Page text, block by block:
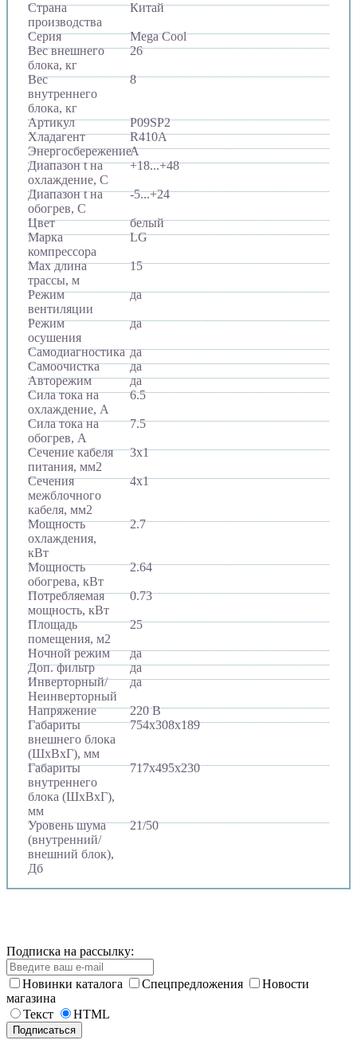
Страна
производства
Китай
Серия
Mega Cool
Вес внешнего
блока, кг
26
Вес
внутреннего
блока, кг
8
Артикул
P09SP2
Хладагент
R410A
ЭнергосбережениеA
Диапазон t на
охлаждение, С
+18...+48
Диапазон t на
обогрев, С
-5...+24
Цвет
белый
Марка
компрессора
LG
Max длина
трассы, м
15
Режим
вентиляции
да
Режим
осушения
да
Самодиагностика да
Самоочистка
да
Авторежим
да
Сила тока на
охлаждение, А
6.5
Сила тока на
обогрев, А
7.5
Сечение кабеля
питания, мм2
3x1
Сечения
межблочного
кабеля, мм2
4х1
Мощность
охлаждения,
кВт
2.7
Мощность
обогрева, кВт
2.64
Потребляемая
мощность, кВт
0.73
Площадь
помещения, м2
25
Ночной режим
да
Доп. фильтр
да
Инверторный/
Неинверторный
да
Напряжение
220 В
Габариты
внешнего блока
(ШхВхГ), мм
754х308х189
Габариты
внутреннего
блока (ШхВхГ),
мм
717х495х230
Уровень шума
(внутренний/
внешний блок),
Дб
21/50
Подписка на рассылку:
Новинки каталога Спецпредложения
Новости
магазина
Текст
HTML